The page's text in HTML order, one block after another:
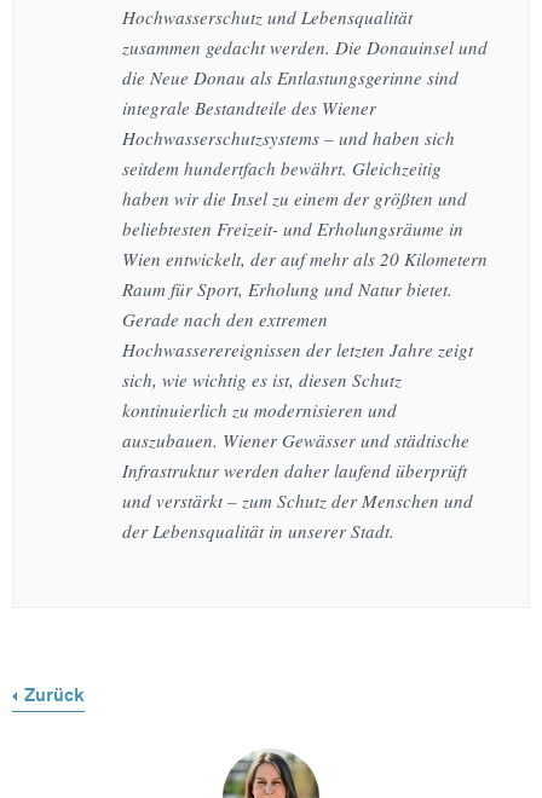
Hochwasserschutz und Lebensqualität
zusammen gedacht werden. Die Donauinsel und
die Neue Donau als Entlastungsgerinne sind
integrale Bestandteile des Wiener
Hochwasserschutzsystems – und haben sich
seitdem hundertfach bewährt. Gleichzeitig
haben wir die Insel zu einem der größten und
beliebtesten Freizeit- und Erholungsräume in
Wien entwickelt, der auf mehr als 20 Kilometern
Raum für Sport, Erholung und Natur bietet.
Gerade nach den extremen
Hochwasserereignissen der letzten Jahre zeigt
sich, wie wichtig es ist, diesen Schutz
kontinuierlich zu modernisieren und
auszubauen. Wiener Gewässer und städtische
Infrastruktur werden daher laufend überprüft
und verstärkt – zum Schutz der Menschen und
der Lebensqualität in unserer Stadt.
Zurück